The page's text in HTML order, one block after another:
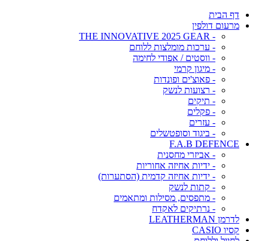
דף הבית
מרעום דולפין
- THE INNOVATIVE 2025 GEAR
- ערכות מומלצות ללוחם
- ווסטים / אפודי לחימה
- מיגון קרמי
- פאוצ'ים ופונדות
- רצועות לנשק
- תיקים
- פקלים
- עזרים
- ביגוד וסופטשלים
F.A.B DEFENCE
- אביזרי מחסנית
- ידיות אחיזה אחוריות
- ידיות אחיזה קדמית (הסתערות)
- קתות לנשק
- מתפסים, מסילות ומתאמים
- נרתיקים לאקדח
לדרמן LEATHERMAN
קסיו CASIO